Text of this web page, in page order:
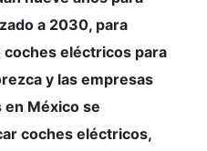
a 2030, para
eléctricos para
y las empresas
México se
coches eléctricos,